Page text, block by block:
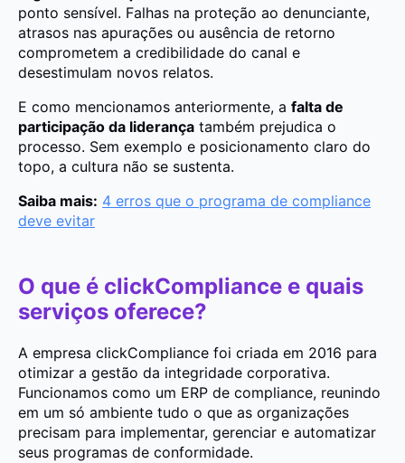
ponto sensível. Falhas na proteção ao denunciante,
atrasos nas apurações ou ausência de retorno
comprometem a credibilidade do canal e
desestimulam novos relatos.
E como mencionamos anteriormente, a falta de
participação da liderança também prejudica o
processo. Sem exemplo e posicionamento claro do
topo, a cultura não se sustenta.
Saiba mais: 4 erros que o programa de compliance
deve evitar
O que é clickCompliance e quais
serviços oferece?
A empresa clickCompliance foi criada em 2016 para
otimizar a gestão da integridade corporativa.
Funcionamos como um ERP de compliance, reunindo
em um só ambiente tudo o que as organizações
precisam para implementar, gerenciar e automatizar
seus programas de conformidade.